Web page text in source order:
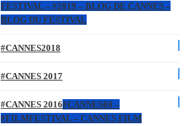
FESTIVAL – #2019 – BLOG DE CANNES –
BLOG DU FESTIVAL
#CANNES2018
#CANNES 2017
#CANNES 2016#CANNES69 –
#FILMFESTIVAL – CANNES FILM